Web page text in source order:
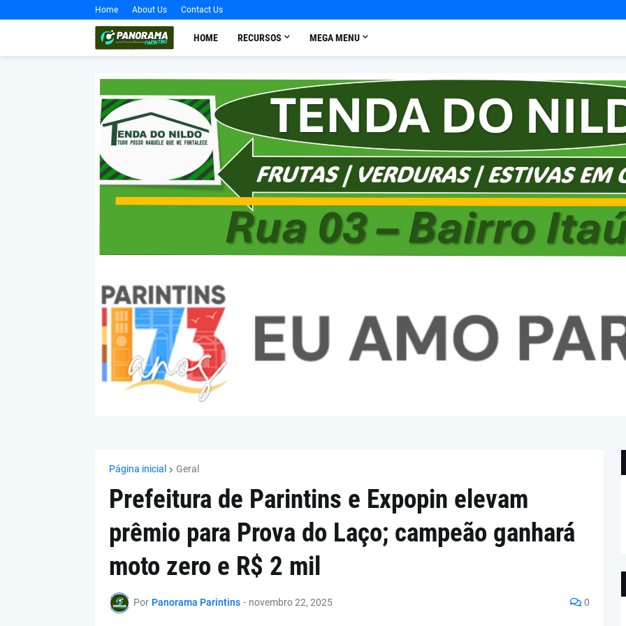
Home About Us Contact Us
HOME RECURSOS MEGA MENU
Página inicial Geral
Prefeitura de Parintins e Expopin elevam
prêmio para Prova do Laço; campeão ganhará
moto zero e R$ 2 mil
Por Panorama Parintins - novembro 22, 2025 0